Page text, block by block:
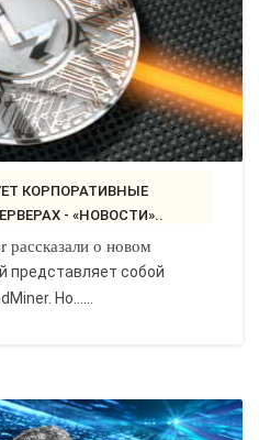
- «НОВОСТИ»..
о новом
представляет собой
Но…...